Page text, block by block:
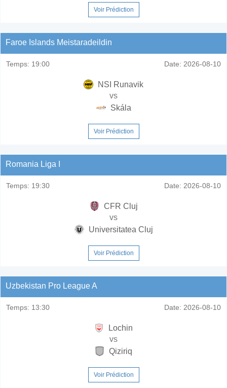
Voir Prédiction
Faroe Islands Meistaradeildin
Temps: 19:00 Date: 2026-08-10
NSI Runavik
vs
Skála
Voir Prédiction
Romania Liga I
Temps: 19:30 Date: 2026-08-10
CFR Cluj
vs
Universitatea Cluj
Voir Prédiction
Uzbekistan Pro League A
Temps: 13:30 Date: 2026-08-10
Lochin
vs
Qiziriq
Voir Prédiction